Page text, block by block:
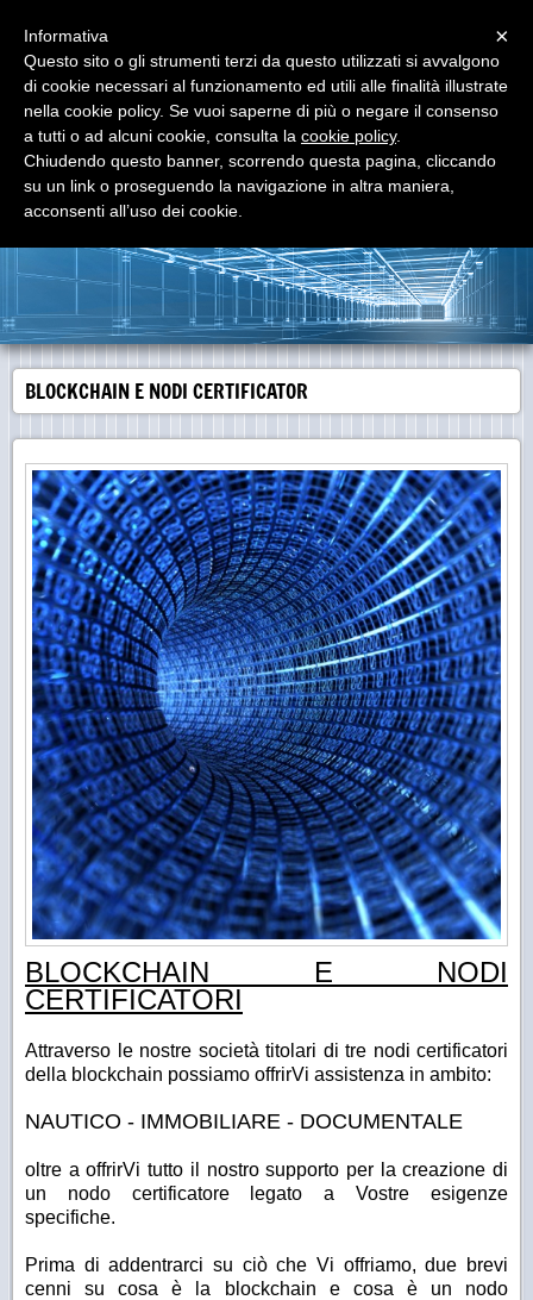
START-REC
per le aziende che vogliono nascere ... per quelle che
vogliono rinascere ....
BLOCKCHAIN E NODI CERTIFICATOR
BLOCKCHAIN E NODI
CERTIFICATORI
Attraverso le nostre società titolari di tre nodi certificatori
della blockchain possiamo offrirVi assistenza in ambito:
NAUTICO - IMMOBILIARE - DOCUMENTALE
oltre a offrirVi tutto il nostro supporto per la creazione di
un nodo certificatore legato a Vostre esigenze
specifiche.
Prima di addentrarci su ciò che Vi offriamo, due brevi
cenni su cosa è la blockchain e cosa è un nodo
×
Informativa
Questo sito o gli strumenti terzi da questo utilizzati si avvalgono
di cookie necessari al funzionamento ed utili alle finalità illustrate
nella cookie policy. Se vuoi saperne di più o negare il consenso
a tutti o ad alcuni cookie, consulta la cookie policy.
Chiudendo questo banner, scorrendo questa pagina, cliccando
su un link o proseguendo la navigazione in altra maniera,
acconsenti all’uso dei cookie.